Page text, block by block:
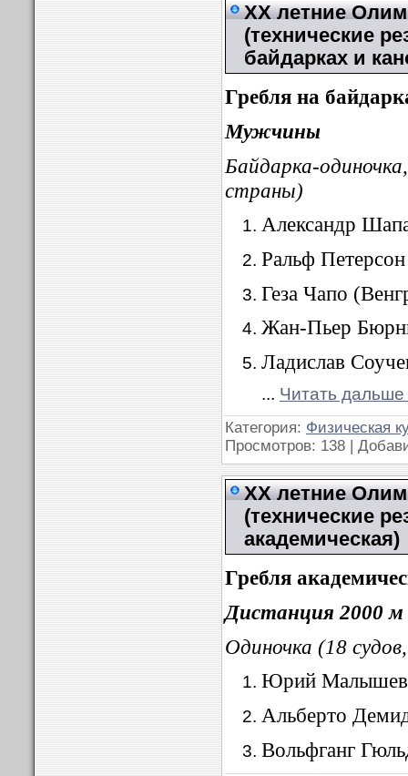
XX летние
(технические
байдарках и
Гребля на
Мужчины
Байдарка-
страны)
Александр
Ральф
Геза Чапо
Жан-Пьер
Ладислав
... Читать дальше
Категория: Физическая
Просмотров: 138 |
XX летние
(технические
академическая)
Гребля
Дистанция 2000 м
Одиночка (18
Юрий
Альберто
Вольфганг